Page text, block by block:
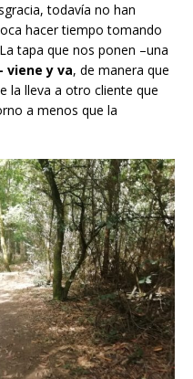
todavía no han
hacer tiempo tomando
tapa que nos ponen –una
viene y va, de manera que
la lleva a otro cliente que
a menos que la